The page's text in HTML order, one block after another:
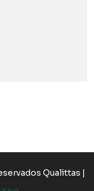
Qualittas |